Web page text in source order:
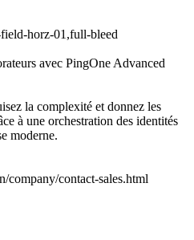
horz-01,full-bleed
avec PingOne Advanced
la complexité et donnez les
à une orchestration des identités
moderne.
company/contact-sales.html